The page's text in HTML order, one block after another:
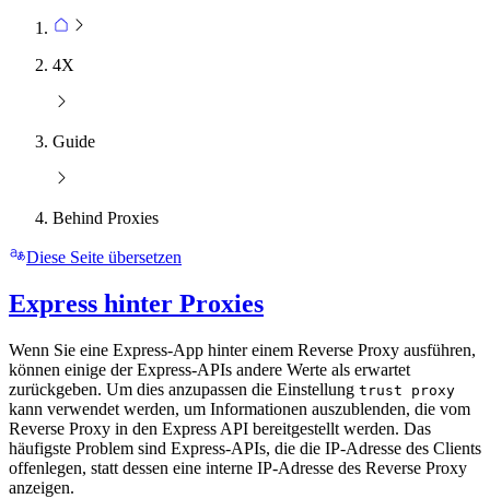
4X
Guide
Behind Proxies
Diese Seite übersetzen
Express hinter Proxies
Wenn Sie eine Express-App hinter einem Reverse Proxy ausführen,
können einige der Express-APIs andere Werte als erwartet
zurückgeben. Um dies anzupassen die Einstellung trust proxy
kann verwendet werden, um Informationen auszublenden, die vom
Reverse Proxy in den Express API bereitgestellt werden. Das
häufigste Problem sind Express-APIs, die die IP-Adresse des Clients
offenlegen, statt dessen eine interne IP-Adresse des Reverse Proxy
anzeigen.